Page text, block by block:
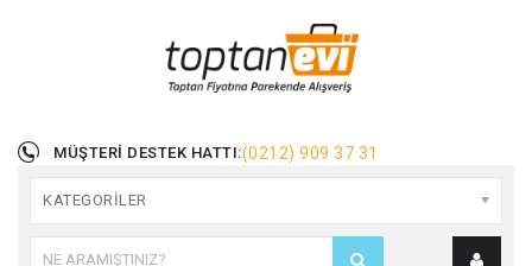
MÜŞTERI DESTEK HATTI:(0212) 909 37 31
KATEGORILER